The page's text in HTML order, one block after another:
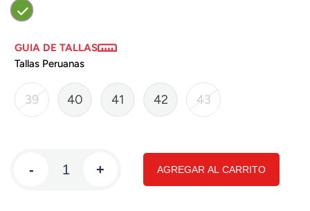
GUIA DE TALLAS
Tallas Peruanas
39 40 41 42 43
- + AGREGAR AL CARRITO